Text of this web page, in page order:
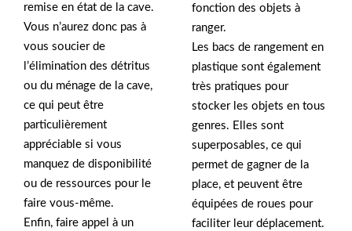
remise en état de la cave.
Vous n’aurez donc pas à
vous soucier de
l’élimination des détritus
ou du ménage de la cave,
ce qui peut être
particulièrement
appréciable si vous
manquez de disponibilité
ou de ressources pour le
faire vous-même.
Enfin, faire appel à un
fonction des objets à
ranger.
Les bacs de rangement en
plastique sont également
très pratiques pour
stocker les objets en tous
genres. Elles sont
superposables, ce qui
permet de gagner de la
place, et peuvent être
équipées de roues pour
faciliter leur déplacement.